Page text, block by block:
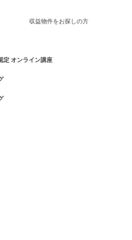
収益物件をお探しの方
定 オンライン講座